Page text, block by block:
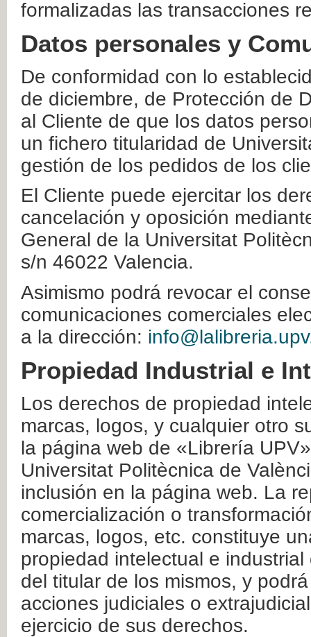
formalizadas las transacciones
Datos personales y
De conformidad con lo
de diciembre, de Protección de
al Cliente de que los datos
un fichero titularidad de
gestión de los pedidos de los
El Cliente puede ejercitar los
cancelación y oposición
General de la Universitat
s/n 46022 Valencia.
Asimismo podrá revocar el
comunicaciones comerciales
a la dirección:
Propiedad Industrial e
Los derechos de propiedad
marcas, logos, y cualquier otro
la página web de «Librería
Universitat Politècnica de
inclusión en la página web. La
comercialización o
marcas, logos, etc. constituye
propiedad intelectual e
del titular de los mismos, y
acciones judiciales o
ejercicio de sus derechos.